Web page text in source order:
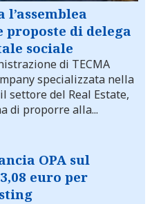
l’assemblea
di delega
sociale
di TECMA
specializzata nella
del Real Estate,
di proporre alla...
OPA sul
euro per